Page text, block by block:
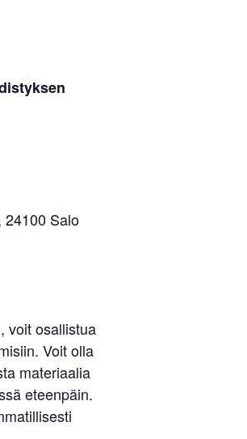
24100 Salo
voit osallistua
Voit olla
materiaalia
eteenpäin.